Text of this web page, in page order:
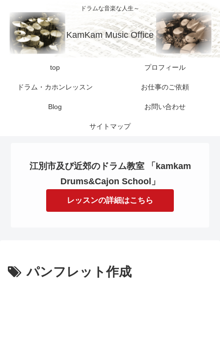
ドラムな音楽な人生～
KamKam Music Office
top プロフィール
ドラム・カホンレッスン お仕事のご依頼
Blog お問い合わせ
サイトマップ
江別市及び近郊のドラム教室 「kamkam
Drums&Cajon School」
レッスンの詳細はこちら
パンフレット作成